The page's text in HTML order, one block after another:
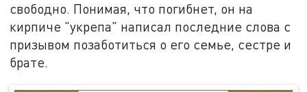
свободно. Понимая, что погибнет, он на
кирпиче "укрепа" написал последние слова с
призывом позаботиться о его семье, сестре и
брате.